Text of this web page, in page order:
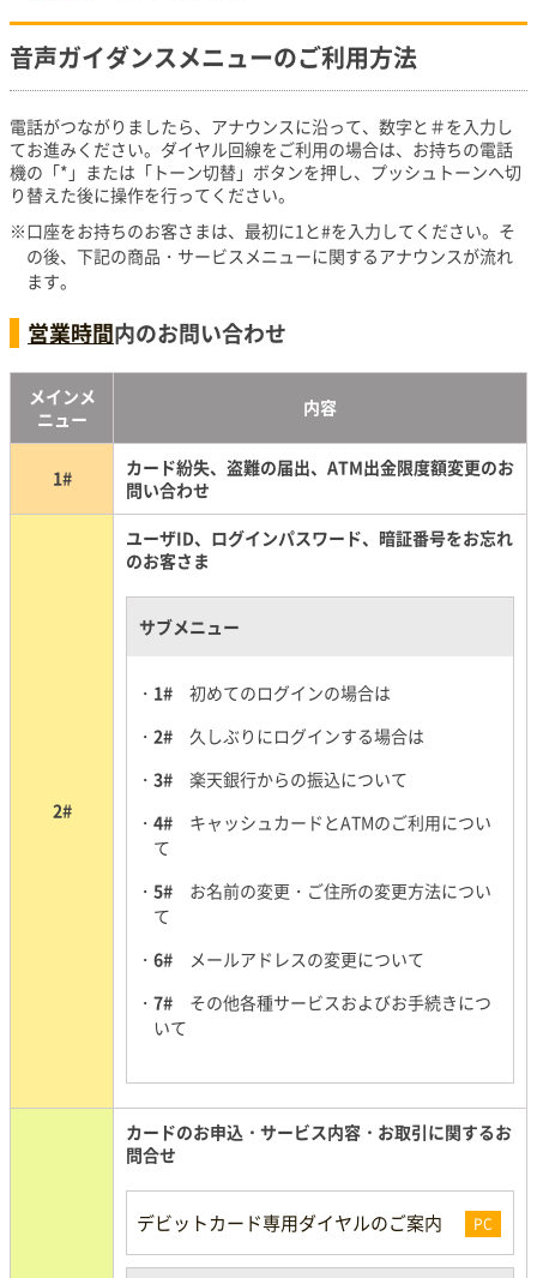
音声ガイダンスメニューのご利用方法
電話がつながりましたら、アナウンスに沿って、数字と＃を入力し
てお進みください。ダイヤル回線をご利用の場合は、お持ちの電話
機の「*」または「トーン切替」ボタンを押し、プッシュトーンへ切
り替えた後に操作を行ってください。
口座をお持ちのお客さまは、最初に1と#を入力してください。そ
の後、下記の商品・サービスメニューに関するアナウンスが流れ
ます。
営業時間内のお問い合わせ
メインメ
ニュー
内容
1#
カード紛失、盗難の届出、ATM出金限度額変更のお
問い合わせ
2#
ユーザID、ログインパスワード、暗証番号をお忘れ
のお客さま
サブメニュー
1# 初めてのログインの場合は
2# 久しぶりにログインする場合は
3# 楽天銀行からの振込について
4# キャッシュカードとATMのご利用につい
て
5# お名前の変更・ご住所の変更方法につい
て
6# メールアドレスの変更について
7# その他各種サービスおよびお手続きにつ
いて
カードのお申込・サービス内容・お取引に関するお
問合せ
デビットカード専用ダイヤルのご案内 PC